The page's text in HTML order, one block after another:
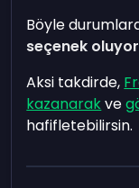
Böyle
seçenek
Aksi takdirde,
kazanarakve
hafifletebilirsin.